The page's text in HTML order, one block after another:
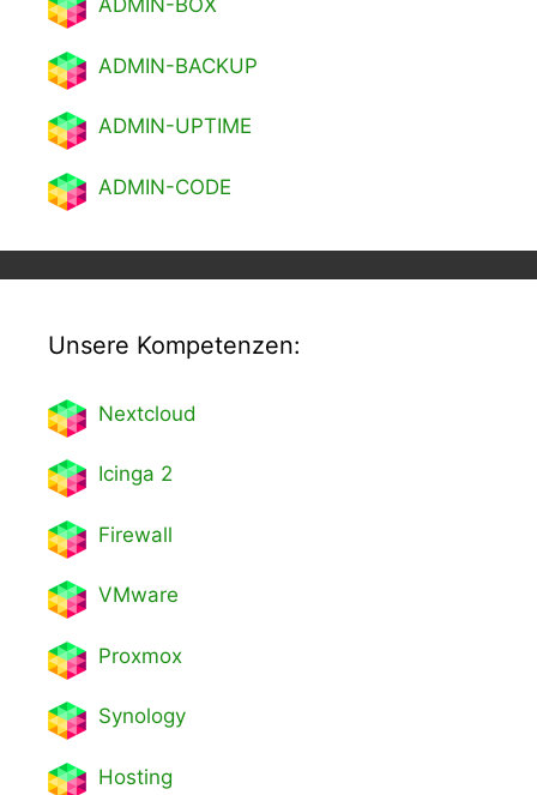
ADMIN-BOX
ADMIN-BACKUP
ADMIN-UPTIME
ADMIN-CODE
Unsere Kompetenzen:
Nextcloud
Icinga 2
Firewall
VMware
Proxmox
Synology
Hosting